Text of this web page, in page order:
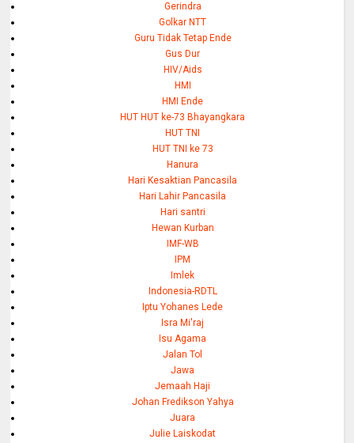
Gerindra
Golkar NTT
Guru Tidak Tetap Ende
Gus Dur
HIV/Aids
HMI
HMI Ende
HUT HUT ke-73 Bhayangkara
HUT TNI
HUT TNI ke 73
Hanura
Hari Kesaktian Pancasila
Hari Lahir Pancasila
Hari santri
Hewan Kurban
IMF-WB
IPM
Imlek
Indonesia-RDTL
Iptu Yohanes Lede
Isra Mi'raj
Isu Agama
Jalan Tol
Jawa
Jemaah Haji
Johan Fredikson Yahya
Juara
Julie Laiskodat